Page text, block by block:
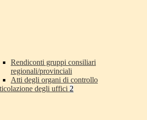
Rendiconti gruppi consiliari
regionali/provinciali
Atti degli organi di controllo
degli uffici 2